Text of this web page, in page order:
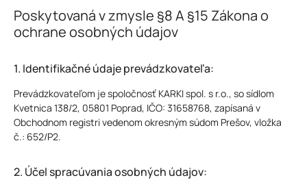
Poskytovaná v zmysle §8 A §15 Zákona o
ochrane osobných údajov
1. Identifikačné údaje prevádzkovateľa:
Prevádzkovateľom je spoločnosť KARKI spol. s r.o., so sídlom
Kvetnica 138/2, 05801 Poprad, IČO: 31658768, zapísaná v
Obchodnom registri vedenom okresným súdom Prešov, vložka
č.: 652/P2.
2. Účel spracúvania osobných údajov: